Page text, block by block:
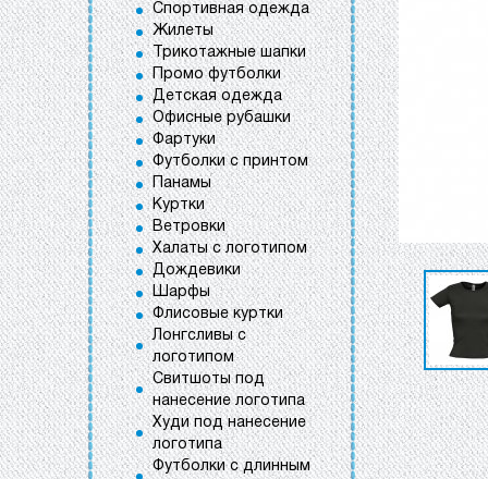
Спортивная одежда
Жилеты
Трикотажные шапки
Промо футболки
Детская одежда
Офисные рубашки
Фартуки
Футболки с принтом
Панамы
Куртки
Ветровки
Халаты с логотипом
Дождевики
Шарфы
Флисовые куртки
Лонгсливы с
логотипом
Свитшоты под
нанесение логотипа
Худи под нанесение
логотипа
Футболки с длинным